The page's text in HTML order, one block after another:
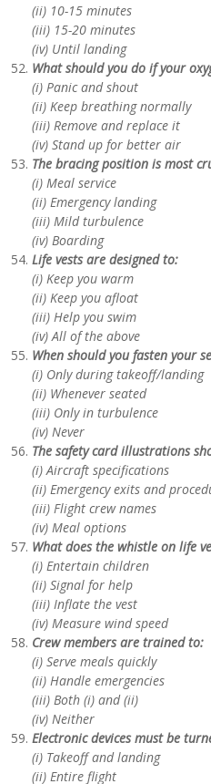
(ii) 10-15 minutes
(iii) 15-20 minutes
(iv) Until landing
What should you do if your
(i) Panic and shout
(ii) Keep breathing normally
(iii) Remove and replace it
(iv) Stand up for better air
The bracing position is most
(i) Meal service
(ii) Emergency landing
(iii) Mild turbulence
(iv) Boarding
Life vests are designed to:
(i) Keep you warm
(ii) Keep you afloat
(iii) Help you swim
(iv) All of the above
When should you fasten your
(i) Only during takeoff/landing
(ii) Whenever seated
(iii) Only in turbulence
(iv) Never
The safety card illustrations
(i) Aircraft specifications
(ii) Emergency exits and
(iii) Flight crew names
(iv) Meal options
What does the whistle on life
(i) Entertain children
(ii) Signal for help
(iii) Inflate the vest
(iv) Measure wind speed
Crew members are trained to:
(i) Serve meals quickly
(ii) Handle emergencies
(iii) Both (i) and (ii)
(iv) Neither
Electronic devices must be
(i) Takeoff and landing
(ii) Entire flight